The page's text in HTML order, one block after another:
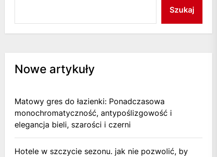
Szukaj
Nowe artykuły
Matowy gres do łazienki: Ponadczasowa
monochromatyczność, antypoślizgowość i
elegancja bieli, szarości i czerni
Hotele w szczycie sezonu. jak nie pozwolić, by